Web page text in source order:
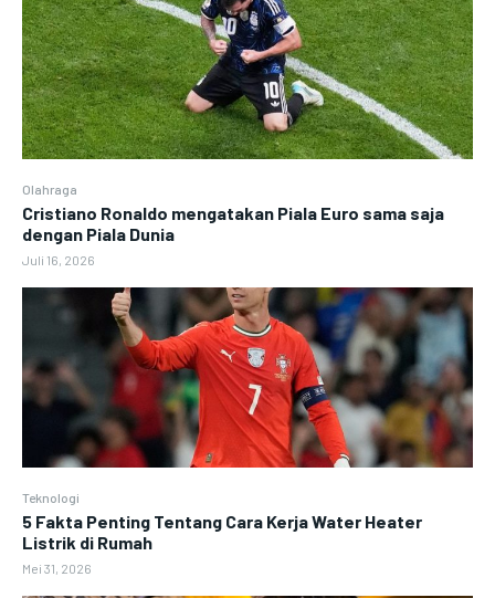
Olahraga
Cristiano Ronaldo mengatakan Piala Euro sama saja
dengan Piala Dunia
Juli 16, 2026
Teknologi
5 Fakta Penting Tentang Cara Kerja Water Heater
Listrik di Rumah
Mei 31, 2026